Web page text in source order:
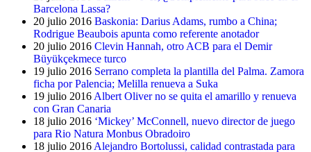
Barcelona Lassa?
20 julio 2016 Baskonia: Darius Adams, rumbo a China;
Rodrigue Beaubois apunta como referente anotador
20 julio 2016 Clevin Hannah, otro ACB para el Demir
Büyükçekmece turco
19 julio 2016 Serrano completa la plantilla del Palma. Zamora
ficha por Palencia; Melilla renueva a Suka
19 julio 2016 Albert Oliver no se quita el amarillo y renueva
con Gran Canaria
18 julio 2016 ‘Mickey’ McConnell, nuevo director de juego
para Rio Natura Monbus Obradoiro
18 julio 2016 Alejandro Bortolussi, calidad contrastada para